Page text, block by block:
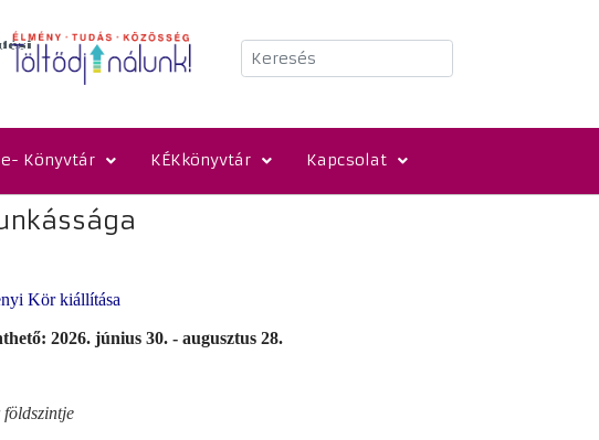
Keresés
e- Könyvtár KÉKkönyvtár Kapcsolat
Kör kiállítása
2026. június 30. - augusztus 28.